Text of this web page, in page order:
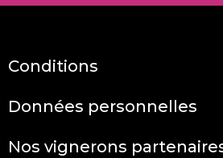
Conditions
Données personnelles
Nos vignerons